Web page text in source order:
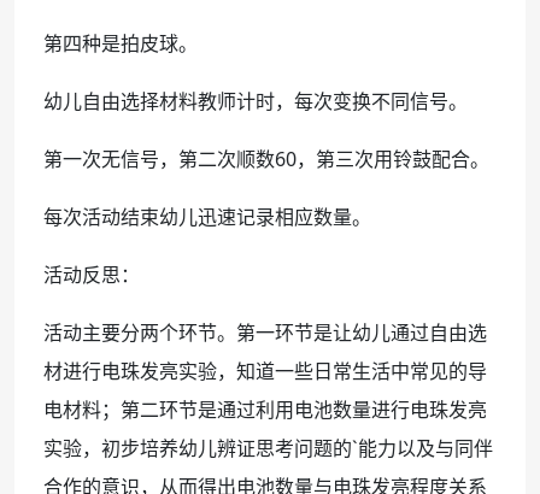
第四种是拍皮球。
幼儿自由选择材料教师计时，每次变换不同信号。
第一次无信号，第二次顺数60，第三次用铃鼓配合。
每次活动结束幼儿迅速记录相应数量。
活动反思：
活动主要分两个环节。第一环节是让幼儿通过自由选
材进行电珠发亮实验，知道一些日常生活中常见的导
电材料；第二环节是通过利用电池数量进行电珠发亮
实验，初步培养幼儿辨证思考问题的`能力以及与同伴
合作的意识，从而得出电池数量与电珠发亮程度关系